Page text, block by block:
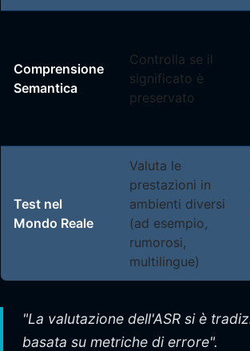
Comprensione
Semantica
Controlla se il
significato è
preservato
Test nel
Mondo Reale
Valuta le
prestazioni in
ambienti diversi
(ad esempio,
rumorosi,
multilingue)
"La valutazione dell'ASR si è
basata su metriche di errore".